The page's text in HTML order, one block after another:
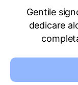
Gentile
dedicare